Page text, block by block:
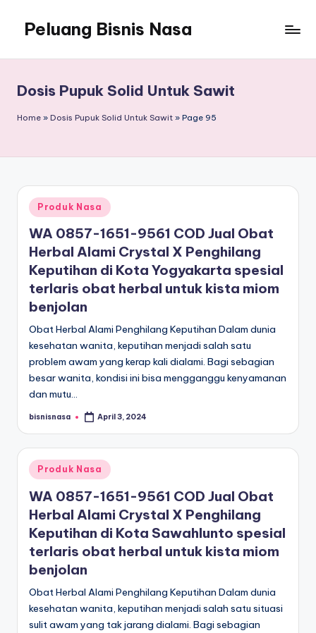
Peluang Bisnis Nasa
Dosis Pupuk Solid Untuk Sawit
Home » Dosis Pupuk Solid Untuk Sawit » Page 95
Posted
in
Produk Nasa
WA 0857-1651-9561 COD Jual Obat
Herbal Alami Crystal X Penghilang
Keputihan di Kota Yogyakarta spesial
terlaris obat herbal untuk kista miom
benjolan
Obat Herbal Alami Penghilang Keputihan Dalam dunia
kesehatan wanita, keputihan menjadi salah satu
problem awam yang kerap kali dialami. Bagi sebagian
besar wanita, kondisi ini bisa mengganggu kenyamanan
dan mutu…
Posted
bisnisnasa April 3, 2024
Posted
in
Produk Nasa
WA 0857-1651-9561 COD Jual Obat
Herbal Alami Crystal X Penghilang
Keputihan di Kota Sawahlunto spesial
terlaris obat herbal untuk kista miom
benjolan
Obat Herbal Alami Penghilang Keputihan Dalam dunia
kesehatan wanita, keputihan menjadi salah satu situasi
sulit awam yang tak jarang dialami. Bagi sebagian